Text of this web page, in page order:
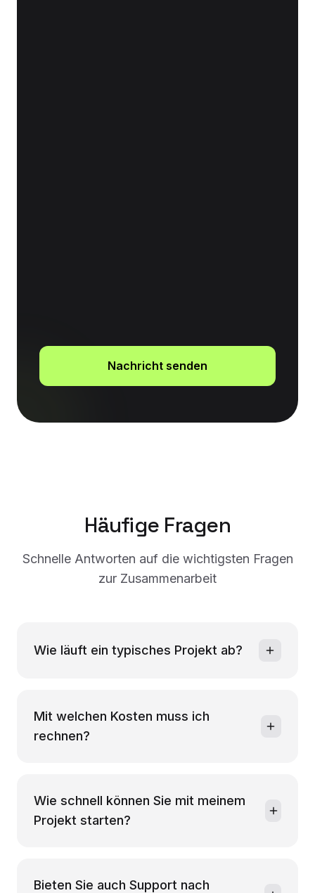
Häufige Fragen
Schnelle Antworten auf die wichtigsten Fragen
zur Zusammenarbeit
Wie läuft ein typisches Projekt ab?
Mit welchen Kosten muss ich
rechnen?
Wie schnell können Sie mit meinem
Projekt starten?
Bieten Sie auch Support nach